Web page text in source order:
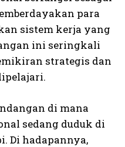
para
sistem kerja yang
ini seringkali
strategis dan
di mana
sedang duduk di
Di hadapannya,